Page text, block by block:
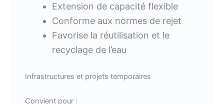
Extension de capacité flexible
Conforme aux normes de rejet
Favorise la réutilisation et le
recyclage de l’eau
Infrastructures et projets temporaires
Convient pour :